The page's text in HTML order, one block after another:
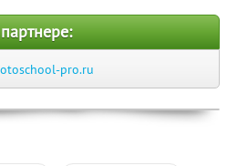
pro.ru